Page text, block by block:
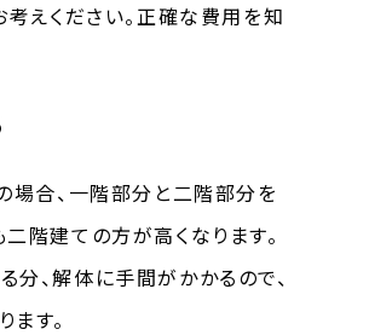
えください。正確な費用を知
場合、一階部分と二階部分を
階建ての方が高くなります。
、解体に手間がかかるので、
す。